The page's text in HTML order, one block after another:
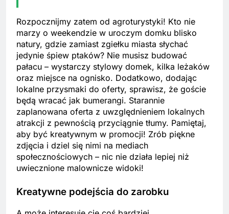
Rozpocznijmy zatem od agroturystyki! Kto nie
marzy o weekendzie w uroczym domku blisko
natury, gdzie zamiast zgiełku miasta słychać
jedynie śpiew ptaków? Nie musisz budować
pałacu – wystarczy stylowy domek, kilka leżaków
oraz miejsce na ognisko. Dodatkowo, dodając
lokalne przysmaki do oferty, sprawisz, że goście
będą wracać jak bumerangi. Starannie
zaplanowana oferta z uwzględnieniem lokalnych
atrakcji z pewnością przyciągnie tłumy. Pamiętaj,
aby być kreatywnym w promocji! Zrób piękne
zdjęcia i dziel się nimi na mediach
społecznościowych – nic nie działa lepiej niż
uwiecznione malownicze widoki!
Kreatywne podejścia do zarobku